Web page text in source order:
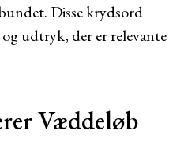
Disse krydsord
udtryk, der er relevante
Væddeløb